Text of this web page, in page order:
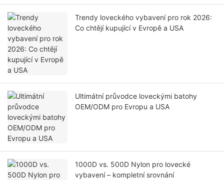
Trendy loveckého vybavení pro rok 2026:
Co chtějí kupující v Evropě a USA
Ultimátní průvodce loveckými batohy
OEM/ODM pro Evropu a USA
1000D vs. 500D Nylon pro lovecké
vybavení – kompletní srovnání